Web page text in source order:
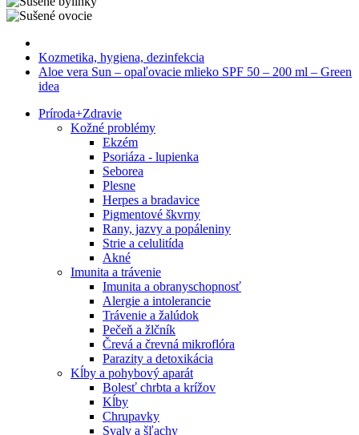
Kozmetika, hygiena, dezinfekcia
Aloe vera Sun – opaľovacie mlieko SPF 50 – 200 ml – Green
idea
Príroda+Zdravie
Kožné problémy
Ekzém
Psoriáza - lupienka
Seborea
Plesne
Herpes a bradavice
Pigmentové škvrny
Rany, jazvy a popáleniny
Strie a celulitída
Akné
Imunita a trávenie
Imunita a obranyschopnosť
Alergie a intolerancie
Trávenie a žalúdok
Pečeň a žlčník
Črevá a črevná mikroflóra
Parazity a detoxikácia
Kĺby a pohybový aparát
Bolesť chrbta a krížov
Kĺby
Chrupavky
Svaly a šľachy